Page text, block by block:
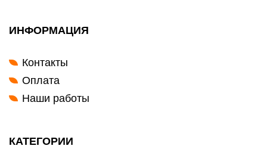
ИНФОРМАЦИЯ
Контакты
Оплата
Наши работы
КАТЕГОРИИ